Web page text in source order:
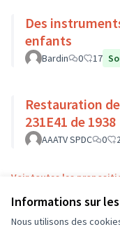
Informations sur
Nous utilisons des
Des
enfants
Bardin 0 17
Restauration
231E41 de 1938
AAATV SPDC 0
Voir toutes les
Conditions d'utilisation